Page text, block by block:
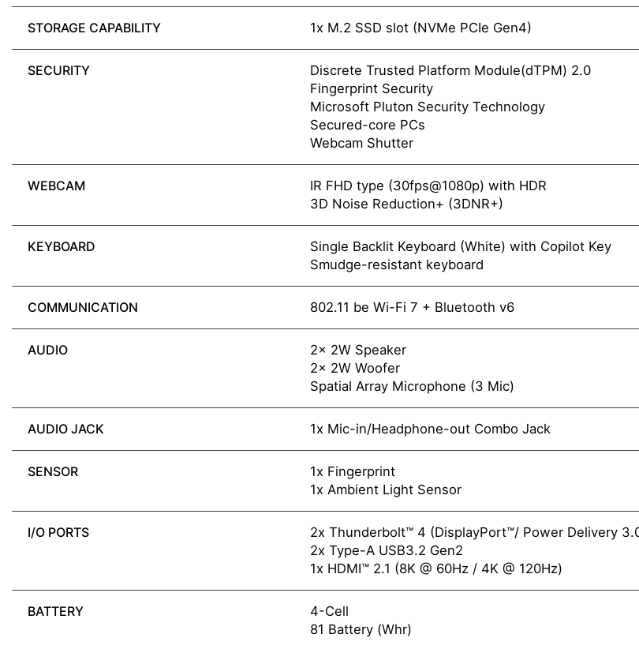
STORAGE CAPABILITY 1x M.2 SSD slot (NVMe PCIe Gen4)
SECURITY
Discrete Trusted Platform Module(dTPM) 2.0
Fingerprint Security
Microsoft Pluton Security Technology
Secured-core PCs
Webcam Shutter
WEBCAM
IR FHD type (30fps@1080p) with HDR
3D Noise Reduction+ (3DNR+)
KEYBOARD
Single Backlit Keyboard (White) with Copilot Key
Smudge-resistant keyboard
COMMUNICATION 802.11 be Wi-Fi 7 + Bluetooth v6
AUDIO
2x 2W Speaker
2x 2W Woofer
Spatial Array Microphone (3 Mic)
AUDIO JACK 1x Mic-in/Headphone-out Combo Jack
SENSOR
1x Fingerprint
1x Ambient Light Sensor
I/O PORTS
2x Thunderbolt™ 4 (DisplayPort™/ Power Delivery
2x Type-A USB3.2 Gen2
1x HDMI™ 2.1 (8K @ 60Hz / 4K @ 120Hz)
BATTERY
4-Cell
81 Battery (Whr)